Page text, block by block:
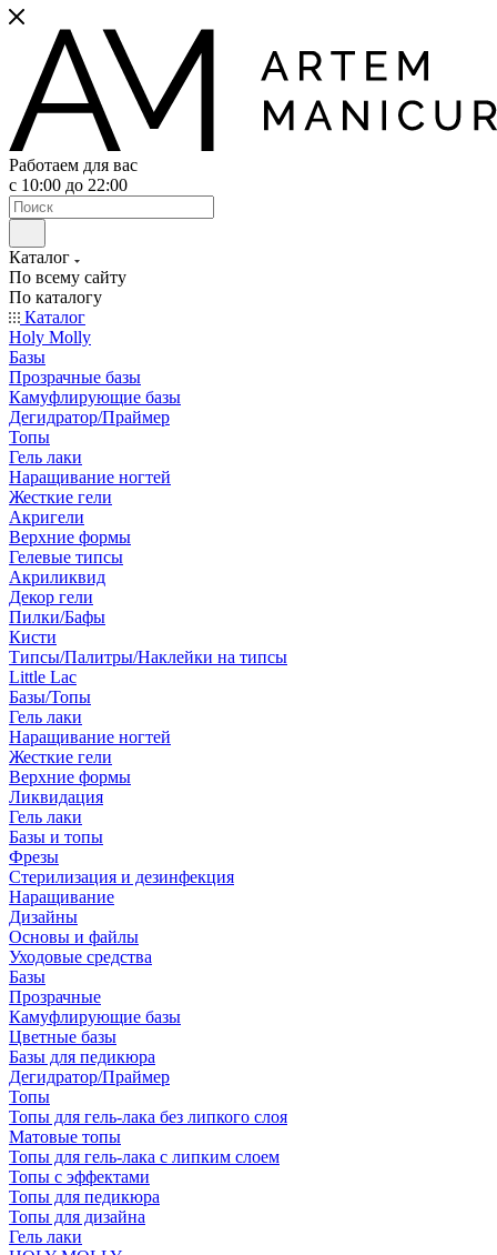
Работаем для вас
с 10:00 до 22:00
Каталог
По всему сайту
По каталогу
Каталог
Holy Molly
Базы
Прозрачные базы
Камуфлирующие базы
Дегидратор/Праймер
Топы
Гель лаки
Наращивание ногтей
Жесткие гели
Акригели
Верхние формы
Гелевые типсы
Акриликвид
Декор гели
Пилки/Бафы
Кисти
Типсы/Палитры/Наклейки на типсы
Little Lac
Базы/Топы
Гель лаки
Наращивание ногтей
Жесткие гели
Верхние формы
Ликвидация
Гель лаки
Базы и топы
Фрезы
Стерилизация и дезинфекция
Наращивание
Дизайны
Основы и файлы
Уходовые средства
Базы
Прозрачные
Камуфлирующие базы
Цветные базы
Базы для педикюра
Дегидратор/Праймер
Топы
Топы для гель-лака без липкого слоя
Матовые топы
Топы для гель-лака с липким слоем
Топы с эффектами
Топы для педикюра
Топы для дизайна
Гель лаки